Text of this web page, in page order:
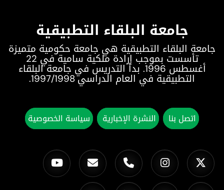
جامعة البلقاء التطبيقية
جامعة البلقاء التطبيقية هي جامعة حكومية متميزة
تأسست بموجب إرادة ملكية سامية في 22
أغسطس 1996. بدأ التدريس في جامعة البلقاء
التطبيقية في العام الدراسي 1997/1998.
اتصل بنا النشرة الإخبارية سياسة الخصوصية